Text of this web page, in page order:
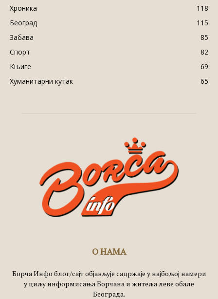
Хроника
118
Београд
115
Забава
85
Спорт
82
Књиге
69
Хуманитарни кутак
65
О НАМА
Борча Инфо блог/сајт објављује садржаје у најбољој намери
у циљу информисања Борчана и житеља леве обале
Београда.